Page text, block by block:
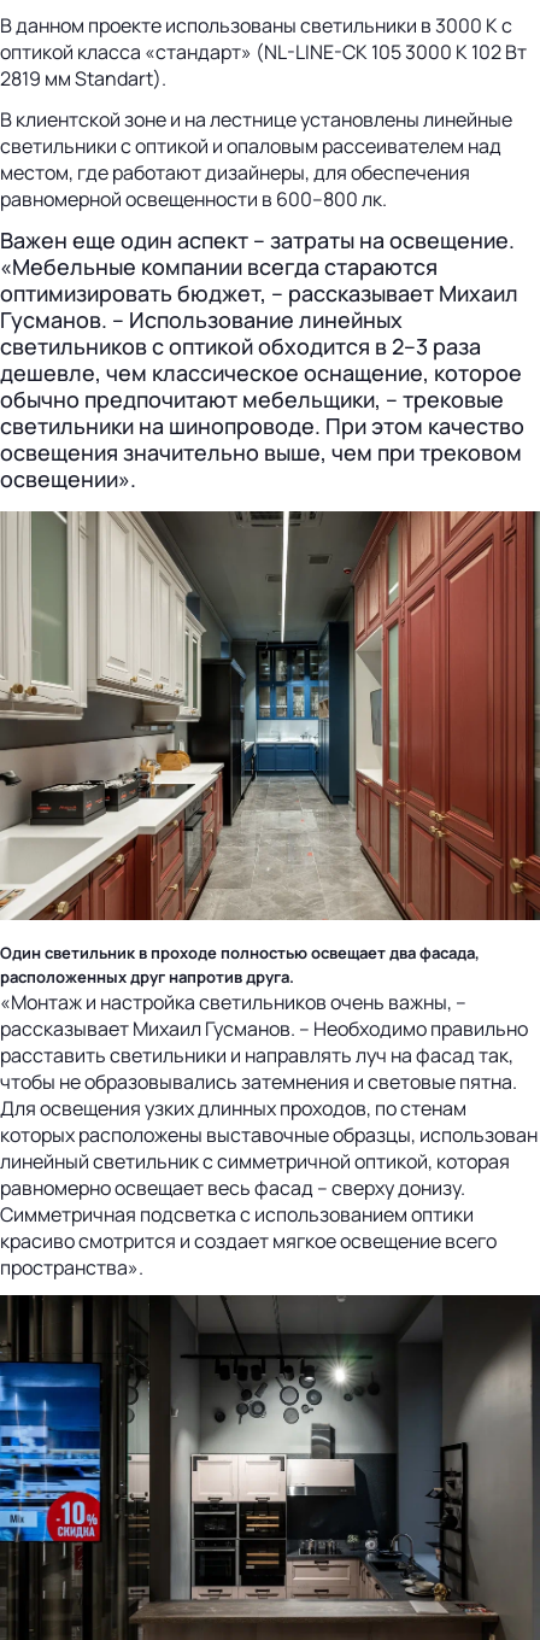
В данном проекте использованы светильники в 3000 К с
оптикой класса «стандарт» (NL-LINE-CK 105 3000 K 102 Вт
2819 мм Standart).
В клиентской зоне и на лестнице установлены линейные
светильники с оптикой и опаловым рассеивателем над
местом, где работают дизайнеры, для обеспечения
равномерной освещенности в 600–800 лк.
Важен еще один аспект – затраты на освещение.
«Мебельные компании всегда стараются
оптимизировать бюджет, – рассказывает Михаил
Гусманов. – Использование линейных
светильников с оптикой обходится в 2–3 раза
дешевле, чем классическое оснащение, которое
обычно предпочитают мебельщики, – трековые
светильники на шинопроводе. При этом качество
освещения значительно выше, чем при трековом
освещении».
Один светильник в проходе полностью освещает два фасада,
расположенных друг напротив друга.
«Монтаж и настройка светильников очень важны, –
рассказывает Михаил Гусманов. – Необходимо правильно
расставить светильники и направлять луч на фасад так,
чтобы не образовывались затемнения и световые пятна.
Для освещения узких длинных проходов, по стенам
которых расположены выставочные образцы, использован
линейный светильник с симметричной оптикой, которая
равномерно освещает весь фасад – сверху донизу.
Симметричная подсветка с использованием оптики
красиво смотрится и создает мягкое освещение всего
пространства».